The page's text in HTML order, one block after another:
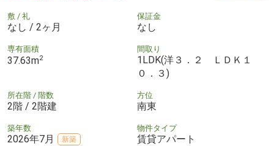
敷 / 礼
なし / 2ヶ月
保証金
なし
専有面積
37.63m2
間取り
1LDK(洋３．２ ＬＤＫ１
０．３)
所在階 / 階数
2階 / 2階建
方位
南東
築年数
2026年7月 新築
物件タイプ
賃貸アパート